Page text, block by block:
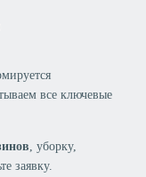
все ключевые
, уборку,
заявку.